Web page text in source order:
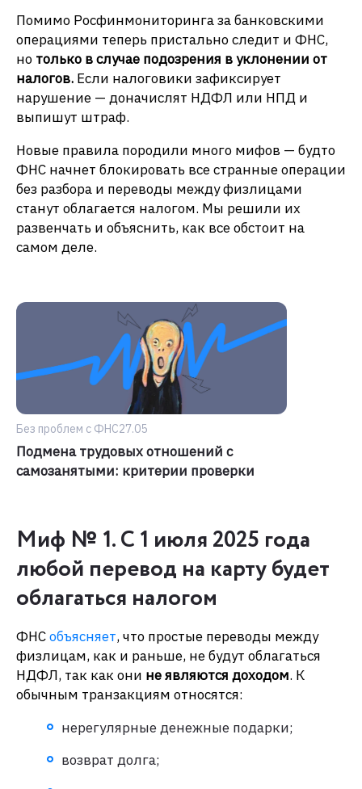
Помимо Росфинмониторинга за банковскими
операциями теперь пристально следит и ФНС,
но только в случае подозрения в уклонении от
налогов. Если налоговики зафиксирует
нарушение — доначислят НДФЛ или НПД и
выпишут штраф.
Новые правила породили много мифов — будто
ФНС начнет блокировать все странные операции
без разбора и переводы между физлицами
станут облагается налогом. Мы решили их
развенчать и объяснить, как все обстоит на
самом деле.
Без проблем с ФНС27.05
Подмена трудовых отношений с
самозанятыми: критерии проверки
Миф № 1. С 1 июля 2025 года
любой перевод на карту будет
облагаться налогом
ФНСобъясняет, что простые переводы между
физлицам, как и раньше, не будут облагаться
НДФЛ, так как они не являются доходом. К
обычным транзакциям относятся:
нерегулярные денежные подарки;
возврат долга;